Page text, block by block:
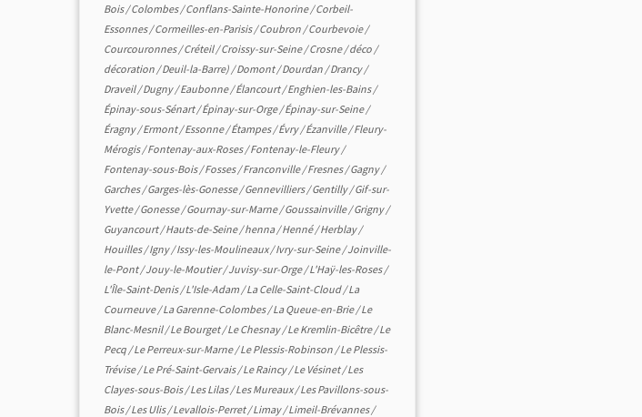
Bois/Colombes/Conflans-Sainte-Honorine/Corbeil-
Essonnes/Cormeilles-en-Parisis/Coubron /Courbevoie/
Courcouronnes/Créteil/Croissy-sur-Seine/Crosne/déco /
décoration /Deuil-la-Barre) /Domont/Dourdan /Drancy/
Draveil/Dugny/Eaubonne/Élancourt/Enghien-les-Bains/
Épinay-sous-Sénart/Épinay-sur-Orge/Épinay-sur-Seine/
Éragny/Ermont/Essonne/Étampes/Évry/Ézanville/Fleury-
Mérogis/Fontenay-aux-Roses/Fontenay-le-Fleury/
Fontenay-sous-Bois/Fosses/Franconville/Fresnes/Gagny/
Garches/Garges-lès-Gonesse/Gennevilliers/Gentilly/Gif-sur-
Yvette/Gonesse/Gournay-sur-Marne/Goussainville/Grigny/
Guyancourt/Hauts-de-Seine/henna/Henné/Herblay/
Houilles/Igny/Issy-les-Moulineaux/Ivry-sur-Seine/Joinville-
le-Pont/Jouy-le-Moutier/Juvisy-sur-Orge/L'Haÿ-les-Roses/
L'Île-Saint-Denis/L'Isle-Adam /La Celle-Saint-Cloud/La
Courneuve/La Garenne-Colombes/La Queue-en-Brie/Le
Blanc-Mesnil/Le Bourget/Le Chesnay/Le Kremlin-Bicêtre/Le
Pecq /Le Perreux-sur-Marne/Le Plessis-Robinson /Le Plessis-
Trévise/Le Pré-Saint-Gervais/Le Raincy/Le Vésinet/Les
Clayes-sous-Bois/Les Lilas/Les Mureaux/Les Pavillons-sous-
Bois/Les Ulis/Levallois-Perret/Limay/Limeil-Brévannes/